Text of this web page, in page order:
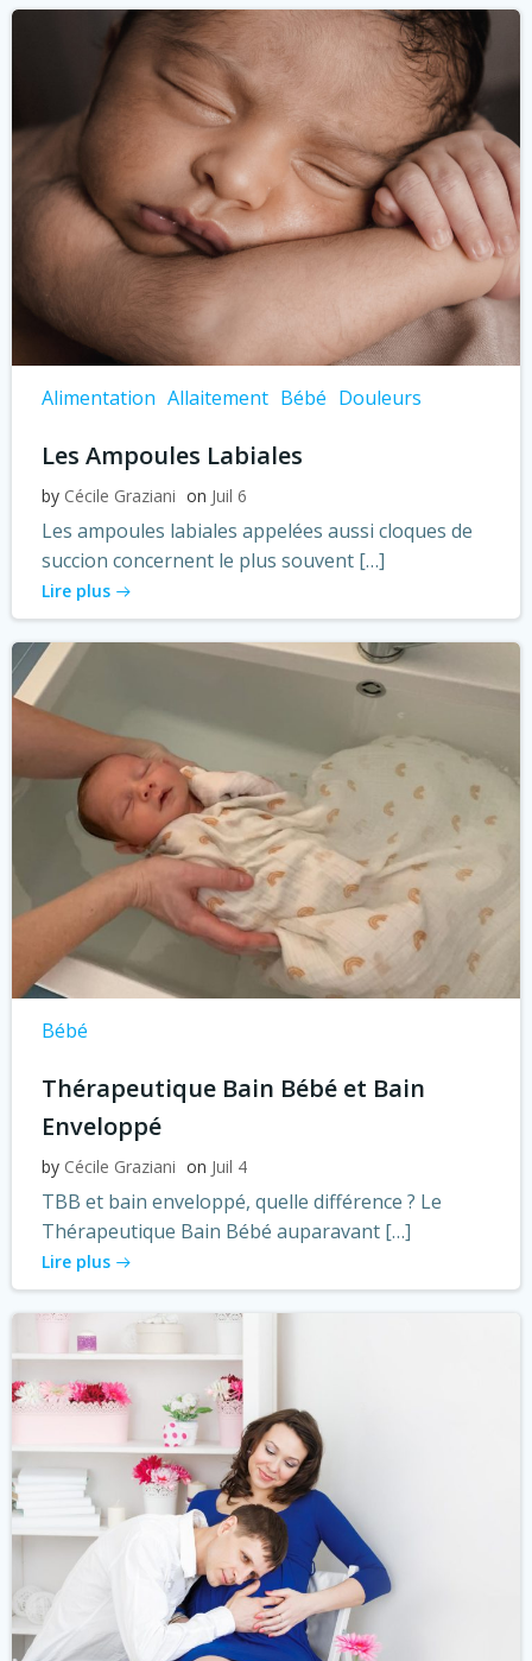
Alimentation Allaitement Bébé Douleurs
Les Ampoules Labiales
by Cécile Graziani on Juil 6
Les ampoules labiales appelées aussi cloques de
succion concernent le plus souvent […]
Lire plus
Bébé
Thérapeutique Bain Bébé et Bain
Enveloppé
by Cécile Graziani on Juil 4
TBB et bain enveloppé, quelle différence ? Le
Thérapeutique Bain Bébé auparavant […]
Lire plus